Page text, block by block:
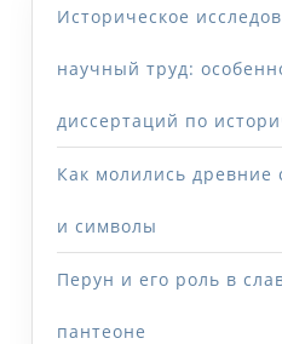
Историческое
научный труд:
диссертаций по
Как молились древние
и символы
Перун и его роль в
пантеоне